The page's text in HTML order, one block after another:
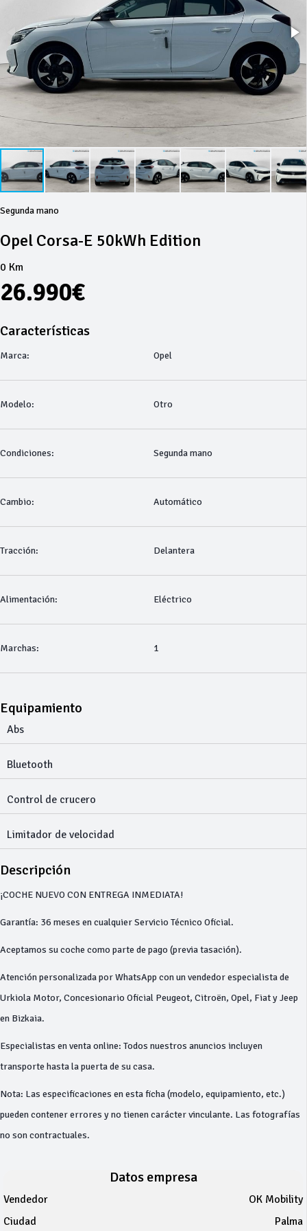
Segunda mano
Opel Corsa-E 50kWh Edition
0 Km
26.990€
Características
Marca: Opel
Modelo: Otro
Condiciones: Segunda mano
Cambio: Automático
Tracción: Delantera
Alimentación: Eléctrico
Marchas: 1
Equipamiento
Abs
Bluetooth
Control de crucero
Limitador de velocidad
Descripción
¡COCHE NUEVO CON ENTREGA INMEDIATA!
Garantía: 36 meses en cualquier Servicio Técnico Oficial.
Aceptamos su coche como parte de pago (previa tasación).
Atención personalizada por WhatsApp con un vendedor especialista de
Urkiola Motor, Concesionario Oficial Peugeot, Citroën, Opel, Fiat y Jeep
en Bizkaia.
Especialistas en venta online: Todos nuestros anuncios incluyen
transporte hasta la puerta de su casa.
Nota: Las especificaciones en esta ficha (modelo, equipamiento, etc.)
pueden contener errores y no tienen carácter vinculante. Las fotografías
no son contractuales.
Datos empresa
Vendedor
OK Mobility
Ciudad
Palma